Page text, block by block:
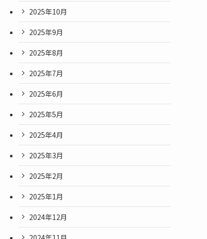
2025年10月
2025年9月
2025年8月
2025年7月
2025年6月
2025年5月
2025年4月
2025年3月
2025年2月
2025年1月
2024年12月